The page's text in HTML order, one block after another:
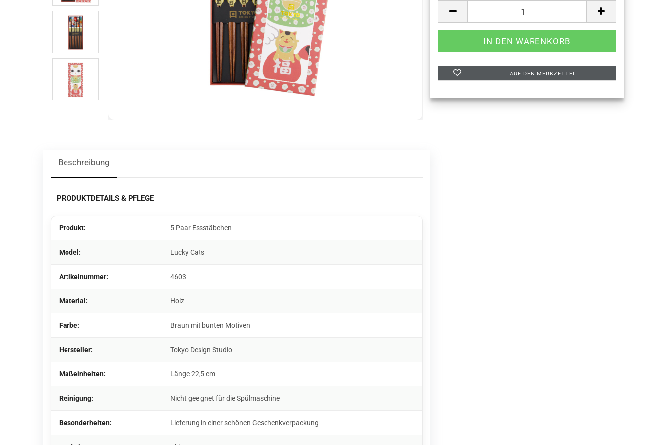
AUF DEN MERKZETTEL
Beschreibung
PRODUKTDETAILS & PFLEGE
Produkt: 5 Paar Essstäbchen
Model: Lucky Cats
Artikelnummer: 4603
Material: Holz
Farbe: Braun mit bunten Motiven
Hersteller: Tokyo Design Studio
Maßeinheiten: Länge 22,5 cm
Reinigung: Nicht geeignet für die Spülmaschine
Besonderheiten: Lieferung in einer schönen Geschenkverpackung